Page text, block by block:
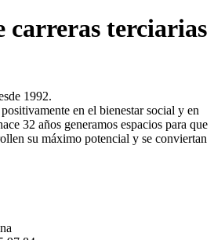
1992.
en el bienestar social y en
32 años generamos espacios para que
su máximo potencial y se conviertan